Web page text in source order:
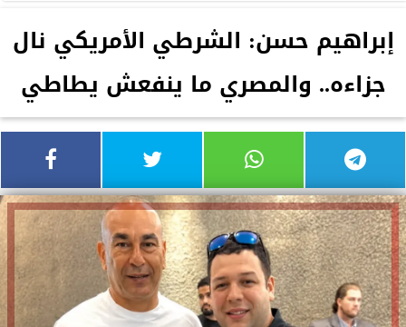
إبراهيم حسن: الشرطي الأمريكي نال
جزاءه.. والمصري ما ينفعش يطاطي